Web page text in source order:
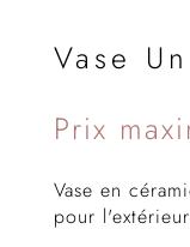
Vase
Prix
Vase en
pour